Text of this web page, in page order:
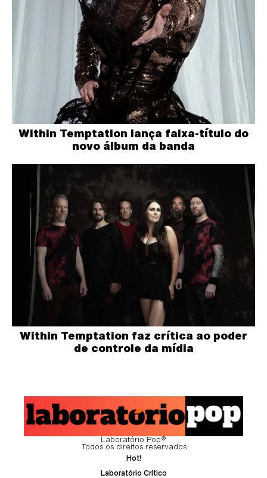
Within Temptation lança faixa-título do
novo álbum da banda
Within Temptation faz crítica ao poder
de controle da mídia
Laboratório Pop®
Todos os direitos reservados
Hot!
Laboratório Crítico